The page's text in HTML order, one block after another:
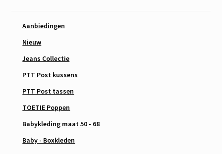
Aanbiedingen
Nieuw
Jeans Collectie
PTT Post kussens
PTT Post tassen
TOETIE Poppen
Babykleding maat 50 - 68
Baby - Boxkleden